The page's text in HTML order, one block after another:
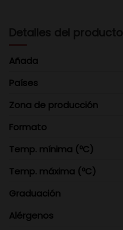
Detalles del producto
Añada
Países
Zona de producción
Formato
Temp. mínima (ºC)
Temp. máxima (ºC)
Graduación
Alérgenos